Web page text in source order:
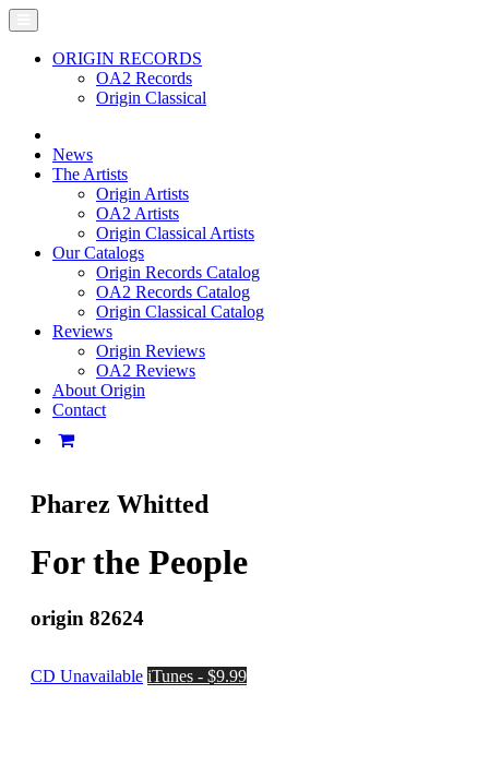
ORIGIN RECORDS
OA2 Records
Origin Classical
News
The Artists
Origin Artists
OA2 Artists
Origin Classical Artists
Our Catalogs
Origin Records Catalog
OA2 Records Catalog
Origin Classical Catalog
Reviews
Origin Reviews
OA2 Reviews
About Origin
Contact
Pharez Whitted
For the People
origin 82624
CD Unavailable iTunes - $9.99